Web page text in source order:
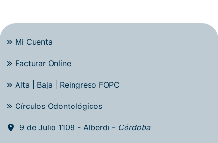
Mi Cuenta
Facturar Online
Alta | Baja | Reingreso FOPC
Círculos Odontológicos
9 de Julio 1109 - Alberdi - Córdoba